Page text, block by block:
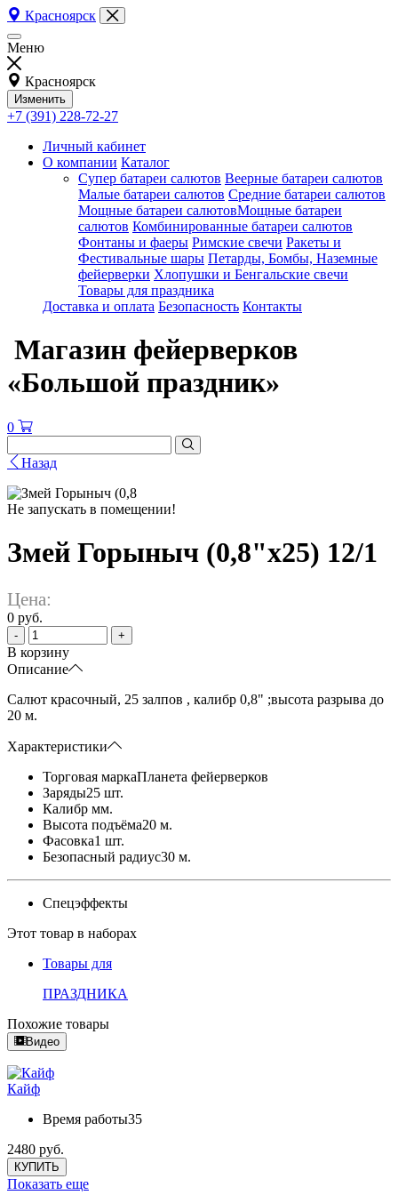
Красноярск
Меню
Красноярск
Изменить
+7 (391) 228-72-27
Личный кабинет
О компании Каталог
Супер батареи салютов Веерные батареи салютов
Малые батареи салютов Средние батареи салютов
Мощные батареи салютовМощные батареи
салютов Комбинированные батареи салютов
Фонтаны и фаеры Римские свечи Ракеты и
Фестивальные шары Петарды, Бомбы, Наземные
фейерверки Хлопушки и Бенгальские свечи
Товары для праздника
Доставка и оплата Безопасность Контакты
Магазин фейерверков
«Большой праздник»
0
Назад
Не запускать в помещении!
Змей Горыныч (0,8"x25) 12/1
Цена:
0 руб.
- +
В корзину
Описание
Салют красочный, 25 залпов , калибр 0,8" ;высота разрыва до
20 м.
Характеристики
Торговая маркаПланета фейерверков
Заряды25 шт.
Калибр мм.
Высота подъёма20 м.
Фасовка1 шт.
Безопасный радиус30 м.
Спецэффекты
Этот товар в наборах
Товары для
ПРАЗДНИКА
Похожие товары
Видео
Кайф
Время работы35
2480 руб.
КУПИТЬ
Показать еще